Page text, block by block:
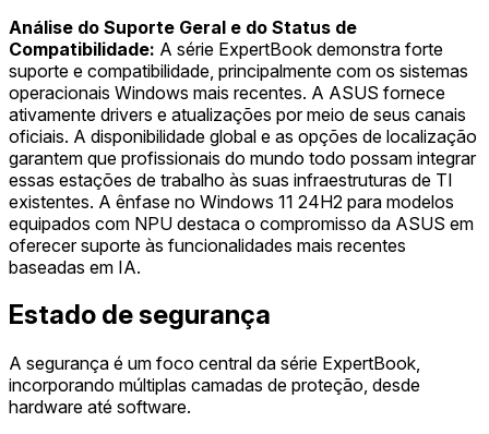
Análise do Suporte Geral e do Status de
Compatibilidade: A série ExpertBook demonstra forte
suporte e compatibilidade, principalmente com os sistemas
operacionais Windows mais recentes. A ASUS fornece
ativamente drivers e atualizações por meio de seus canais
oficiais. A disponibilidade global e as opções de localização
garantem que profissionais do mundo todo possam integrar
essas estações de trabalho às suas infraestruturas de TI
existentes. A ênfase no Windows 11 24H2 para modelos
equipados com NPU destaca o compromisso da ASUS em
oferecer suporte às funcionalidades mais recentes
baseadas em IA.
Estado de segurança
A segurança é um foco central da série ExpertBook,
incorporando múltiplas camadas de proteção, desde
hardware até software.